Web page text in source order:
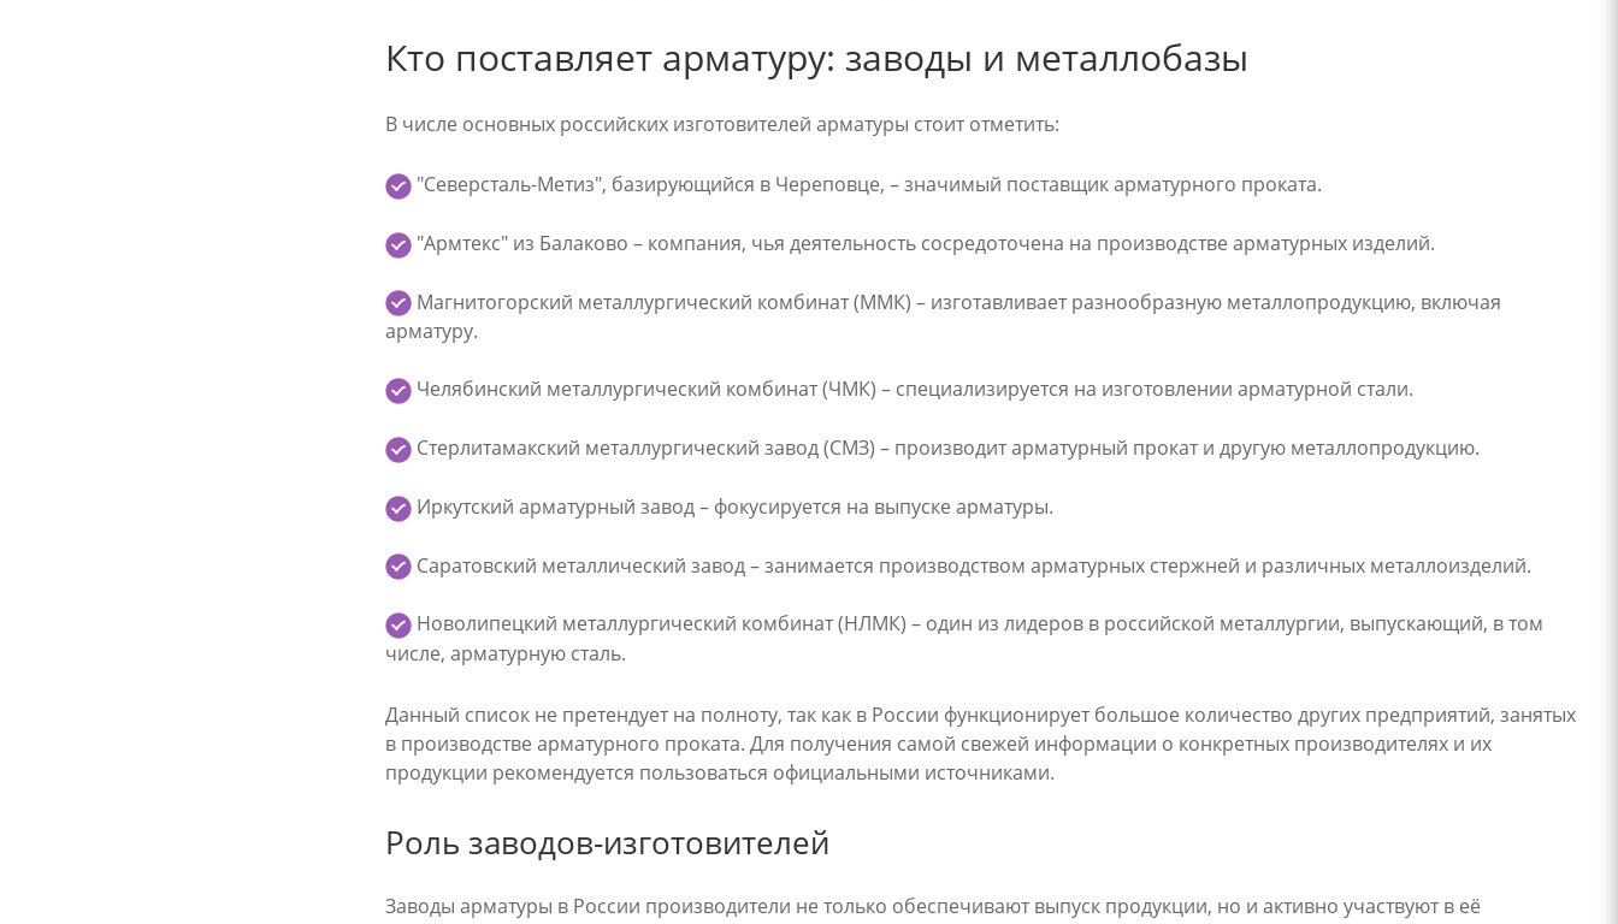
Кто поставляет арматуру: заводы и металлобазы
В числе основных российских изготовителей арматуры стоит отметить:
"Северсталь-Метиз", базирующийся в Череповце, – значимый поставщик арматурного проката.
"Армтекс" из Балаково – компания, чья деятельность сосредоточена на производстве арматурных изделий.
Магнитогорский металлургический комбинат (ММК) – изготавливает разнообразную металлопродукцию, включая
арматуру.
Челябинский металлургический комбинат (ЧМК) – специализируется на изготовлении арматурной стали.
Стерлитамакский металлургический завод (СМЗ) – производит арматурный прокат и другую металлопродукцию.
Иркутский арматурный завод – фокусируется на выпуске арматуры.
Саратовский металлический завод – занимается производством арматурных стержней и различных металлоизделий.
Новолипецкий металлургический комбинат (НЛМК) – один из лидеров в российской металлургии, выпускающий, в том
числе, арматурную сталь.
Данный список не претендует на полноту, так как в России функционирует большое количество других предприятий, занятых
в производстве арматурного проката. Для получения самой свежей информации о конкретных производителях и их
продукции рекомендуется пользоваться официальными источниками.
Роль заводов-изготовителей
Заводы арматуры в России производители не только обеспечивают выпуск продукции, но и активно участвуют в её